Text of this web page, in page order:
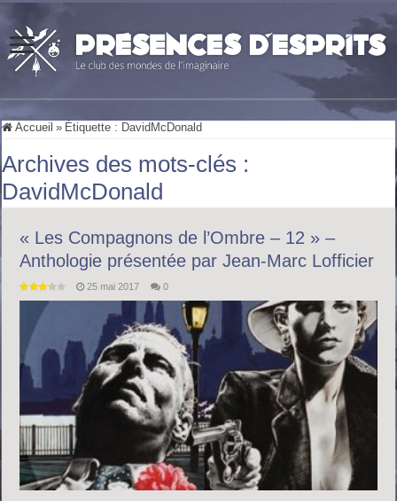
Accueil » Étiquette : DavidMcDonald
Archives des mots-clés :
DavidMcDonald
« Les Compagnons de l’Ombre – 12 » –
Anthologie présentée par Jean-Marc Lofficier
25 mai 2017 0